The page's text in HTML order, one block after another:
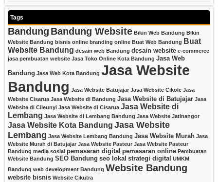
Tags
Bandung Bandung Website Bikin Web Bandung Bikin
Website Bandung bisnis online branding online Buat Web Bandung Buat
Website Bandung desain web Bandung desain website e-commerce
jasa pembuatan website Jasa Toko Online Kota Bandung Jasa Web
Bandung Jasa Web Kota Bandung Jasa Website
Bandung Jasa Website Batujajar Jasa Website Cikole Jasa
Website Cisarua Jasa Website di Bandung Jasa Website di Batujajar Jasa
Website di Cileunyi Jasa Website di Cisarua Jasa Website di
Lembang Jasa Website di Lembang Bandung Jasa Website Jatinangor
Jasa Website Kota Bandung Jasa Website
Lembang Jasa Website Lembang Bandung Jasa Website Murah Jasa
Website Murah di Batujajar Jasa Website Pasteur Jasa Website Pasteur
Bandung media sosial pemasaran digital pemasaran online Pembuatan
Website Bandung SEO Bandung seo lokal strategi digital UMKM
Bandung web development Bandung Website Bandung
website bisnis Website Cikutra